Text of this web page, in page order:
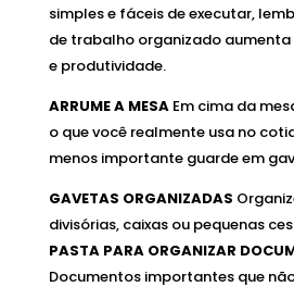
simples e fáceis de executar,
de trabalho organizado
e produtividade.
ARRUME A MESAEm cima da
o que você realmente usa no
menos importante guarde em
GAVETAS ORGANIZADAS
divisórias, caixas ou pequenas
PASTA PARA ORGANIZAR
Documentos importantes que